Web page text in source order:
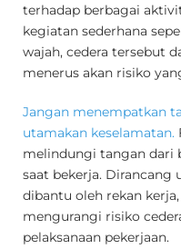
terhadap berbagai
kegiatan sederhana
wajah, cedera tersebut
menerus akan risiko
Jangan menempatkan
utamakan keselamatan.
melindungi tangan dari
saat bekerja. Dirancang
dibantu oleh rekan
mengurangi risiko
pelaksanaan pekerjaan.